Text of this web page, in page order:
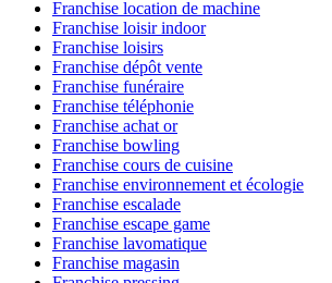
Franchise location de machine
Franchise loisir indoor
Franchise loisirs
Franchise dépôt vente
Franchise funéraire
Franchise téléphonie
Franchise achat or
Franchise bowling
Franchise cours de cuisine
Franchise environnement et écologie
Franchise escalade
Franchise escape game
Franchise lavomatique
Franchise magasin